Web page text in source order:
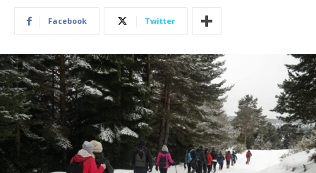
Facebook Twitter